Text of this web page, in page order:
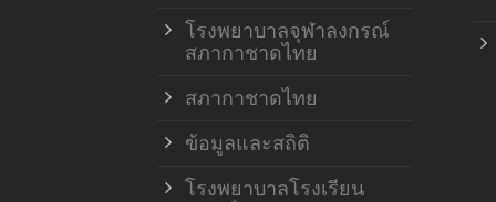
โรงพยาบาลจุฬาลงกรณ์
สภากาชาดไทย
สภากาชาดไทย
ข้อมูลและสถิติ
โรงพยาบาลโรงเรียน